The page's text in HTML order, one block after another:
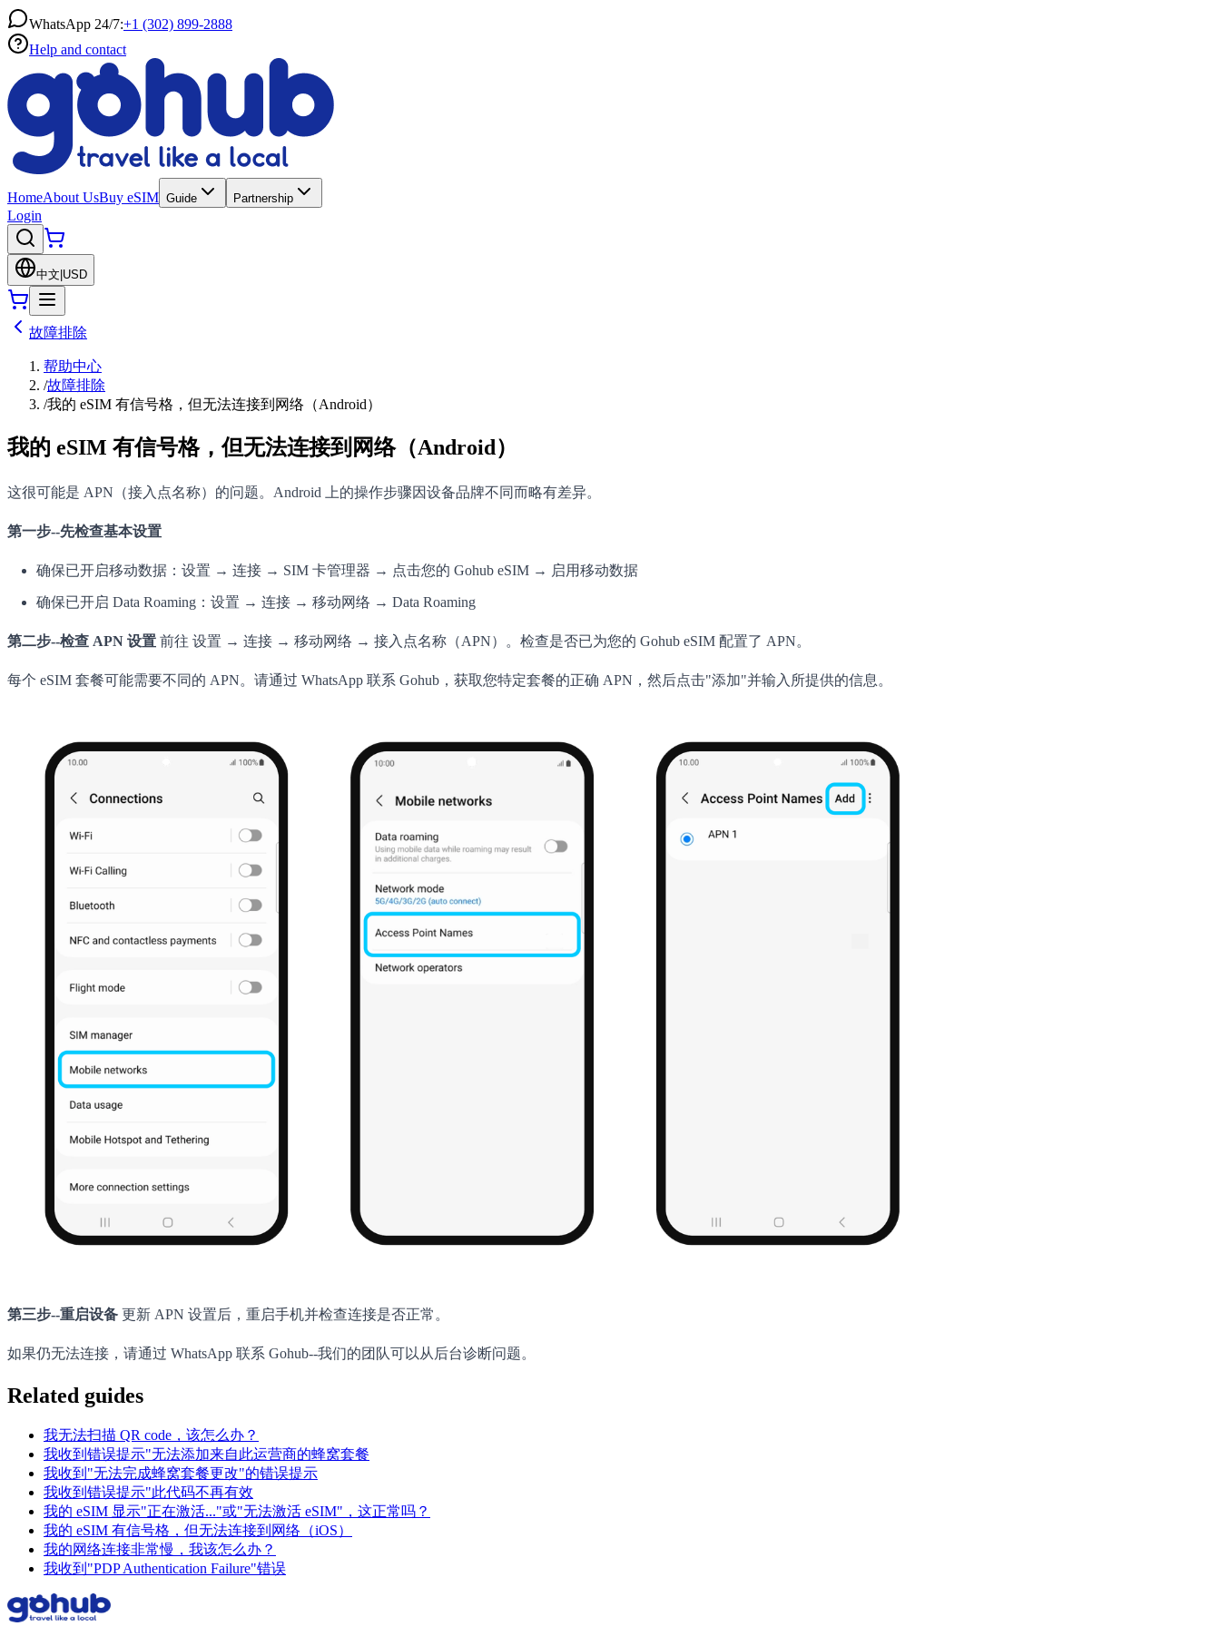
WhatsApp 24/7:+1 (302) 899-2888
Help and contact
HomeAbout UsBuy eSIM Guide Partnership
Login
中文 USD
故障排除
帮助中心
/故障排除
/我的 eSIM 有信号格，但无法连接到网络（Android）
我的 eSIM 有信号格，但无法连接到网络（Android）
这很可能是 APN（接入点名称）的问题。Android 上的操作步骤因设备品牌不同而略有差异。
第一步--先检查基本设置
确保已开启移动数据：设置 → 连接 → SIM 卡管理器 → 点击您的 Gohub eSIM → 启用移动数据
确保已开启 Data Roaming：设置 → 连接 → 移动网络 → Data Roaming
第二步--检查 APN 设置 前往 设置 → 连接 → 移动网络 → 接入点名称（APN）。检查是否已为您的 Gohub eSIM 配置了 APN。
每个 eSIM 套餐可能需要不同的 APN。请通过 WhatsApp 联系 Gohub，获取您特定套餐的正确 APN，然后点击"添加"并输入所提供的信息。
第三步--重启设备 更新 APN 设置后，重启手机并检查连接是否正常。
如果仍无法连接，请通过 WhatsApp 联系 Gohub--我们的团队可以从后台诊断问题。
Related guides
我无法扫描 QR code，该怎么办？
我收到错误提示"无法添加来自此运营商的蜂窝套餐
我收到"无法完成蜂窝套餐更改"的错误提示
我收到错误提示"此代码不再有效
我的 eSIM 显示"正在激活..."或"无法激活 eSIM"，这正常吗？
我的 eSIM 有信号格，但无法连接到网络（iOS）
我的网络连接非常慢，我该怎么办？
我收到"PDP Authentication Failure"错误